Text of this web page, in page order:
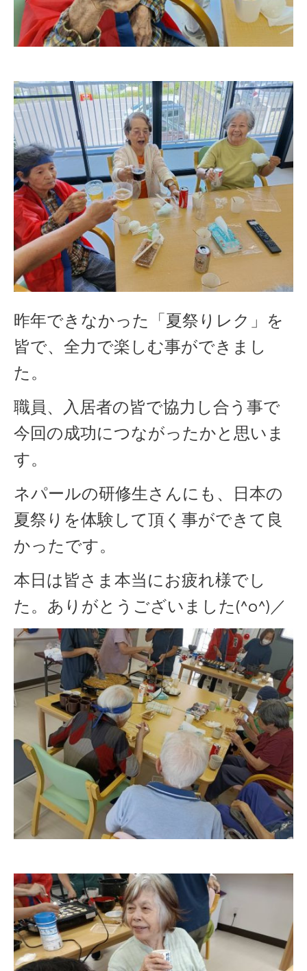
昨年できなかった「夏祭りレク」を
皆で、全力で楽しむ事ができまし
た。
職員、入居者の皆で協力し合う事で
今回の成功につながったかと思いま
す。
ネパールの研修生さんにも、日本の
夏祭りを体験して頂く事ができて良
かったです。
本日は皆さま本当にお疲れ様でし
た。ありがとうございました(^o^)／